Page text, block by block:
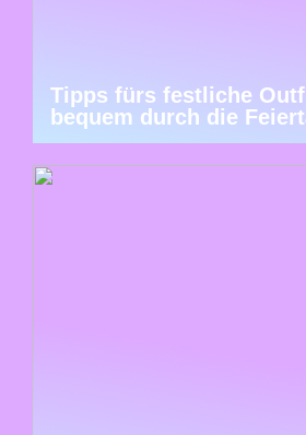
Tipps fürs festliche
bequem durch die